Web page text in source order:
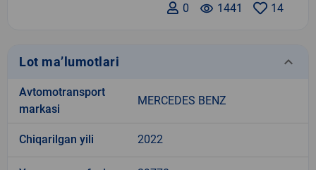
14
remove_red_eye 1441
0
Lot ma’lumotlari keyboard_arrow_down
Avtomotransport
markasi
MERCEDES BENZ
Chiqarilgan yili 2022